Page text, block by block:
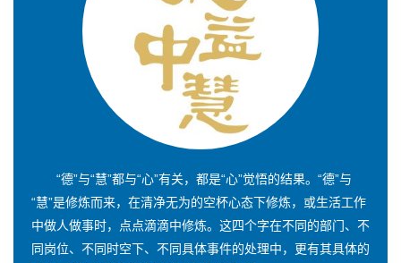
“德”与“慧”都与“心”有关，都是“心”觉悟的结果。“德”与
“慧”是修炼而来，在清净无为的空杯心态下修炼，或生活工作
中做人做事时，点点滴滴中修炼。这四个字在不同的部门、不
同岗位、不同时空下、不同具体事件的处理中，更有其具体的